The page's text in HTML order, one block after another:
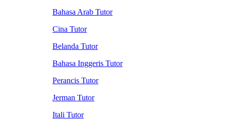
Bahasa Arab Tutor
Cina Tutor
Belanda Tutor
Bahasa Inggeris Tutor
Perancis Tutor
Jerman Tutor
Itali Tutor